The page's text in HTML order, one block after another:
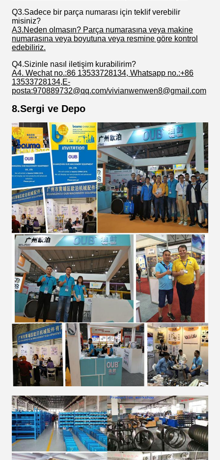
Q3.Sadece bir parça numarası için teklif verebilir
misiniz?
A3.Neden olmasın? Parça numarasına veya makine
numarasına veya boyutuna veya resmine göre kontrol
edebiliriz.
Q4.Sizinle nasıl iletişim kurabilirim?
A4. Wechat no.:86 13533728134, Whatsapp no.:+86
13533728134,E-
posta:970889732@qq.com/vivianwenwen8@gmail.com
8.Sergi ve Depo